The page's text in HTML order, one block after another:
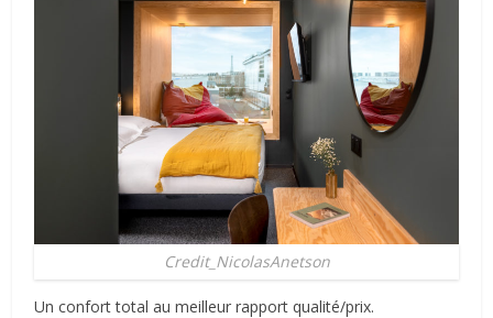
Credit_NicolasAnetson
Un confort total au meilleur rapport qualité/prix.